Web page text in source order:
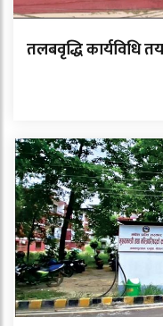
तलबवृद्धि कार्यविधि